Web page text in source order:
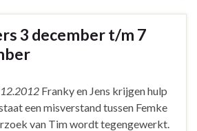
3 december t/m 7
Franky en Jens krijgen hulp
een misverstand tussen Femke
van Tim wordt tegengewerkt.